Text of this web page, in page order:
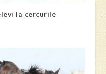
la cercurile